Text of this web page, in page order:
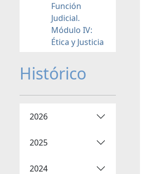
Función
Judicial.
Módulo IV:
Ética y Justicia
Histórico
2026
2025
2024